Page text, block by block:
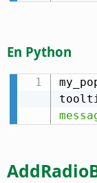
En Python